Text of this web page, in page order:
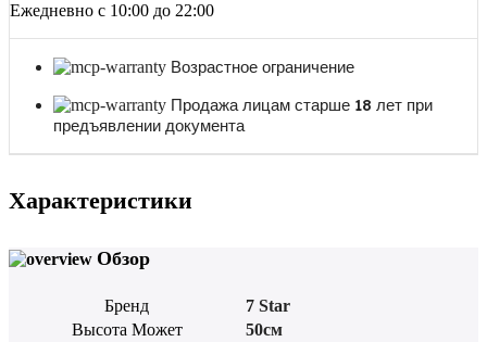
Ежедневно с 10:00 до 22:00
Возрастное ограничение
Продажа лицам старше 18 лет при
предъявлении документа
Характеристики
Обзор
Бренд
7 Star
Высота Может
50см